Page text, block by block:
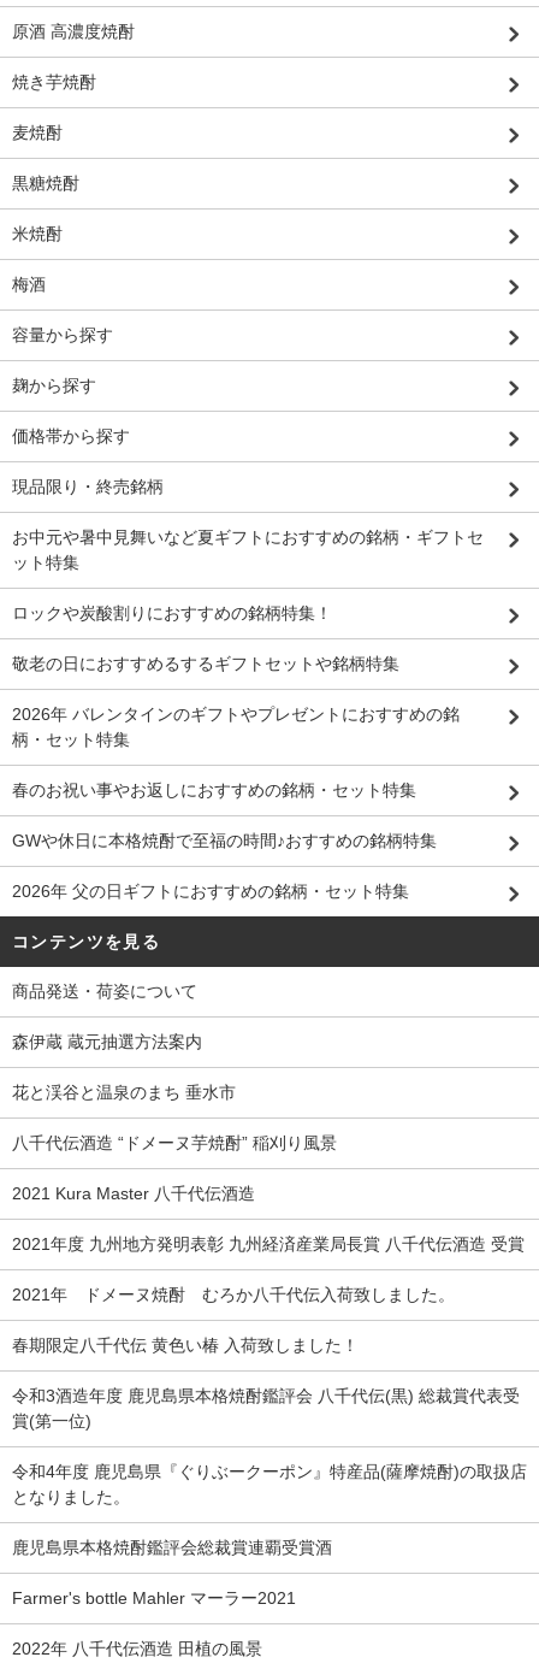
原酒 高濃度焼酎
焼き芋焼酎
麦焼酎
黒糖焼酎
米焼酎
梅酒
容量から探す
麹から探す
価格帯から探す
現品限り・終売銘柄
お中元や暑中見舞いなど夏ギフトにおすすめの銘柄・ギフトセ
ット特集
ロックや炭酸割りにおすすめの銘柄特集！
敬老の日におすすめるするギフトセットや銘柄特集
2026年 バレンタインのギフトやプレゼントにおすすめの銘
柄・セット特集
春のお祝い事やお返しにおすすめの銘柄・セット特集
GWや休日に本格焼酎で至福の時間♪おすすめの銘柄特集
2026年 父の日ギフトにおすすめの銘柄・セット特集
コンテンツを見る
商品発送・荷姿について
森伊蔵 蔵元抽選方法案内
花と渓谷と温泉のまち 垂水市
八千代伝酒造 “ドメーヌ芋焼酎” 稲刈り風景
2021 Kura Master 八千代伝酒造
2021年度 九州地方発明表彰 九州経済産業局長賞 八千代伝酒造 受賞
2021年 ドメーヌ焼酎 むろか八千代伝入荷致しました。
春期限定八千代伝 黄色い椿 入荷致しました！
令和3酒造年度 鹿児島県本格焼酎鑑評会 八千代伝(黒) 総裁賞代表受
賞(第一位)
令和4年度 鹿児島県『ぐりぶークーポン』特産品(薩摩焼酎)の取扱店
となりました。
鹿児島県本格焼酎鑑評会総裁賞連覇受賞酒
Farmer's bottle Mahler マーラー2021
2022年 八千代伝酒造 田植の風景